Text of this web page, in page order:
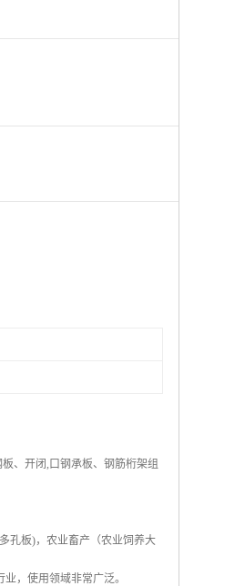
、开闭,口钢承板、钢筋桁架组
孔板)，农业畜产（农业饲养大
，使用领域非常广泛。